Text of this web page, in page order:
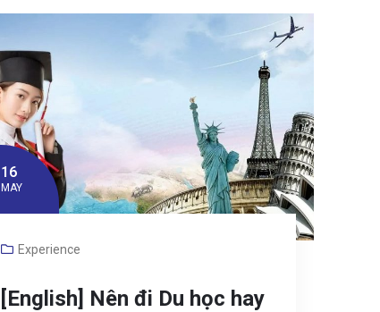
16
MAY
Experience
[English] Nên đi Du học hay